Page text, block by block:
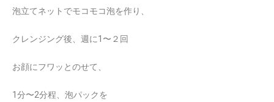
泡立てネットでモコモコ泡を作り、
クレンジング後、週に1〜２回
お顔にフワッとのせて、
1分〜2分程、泡パックを